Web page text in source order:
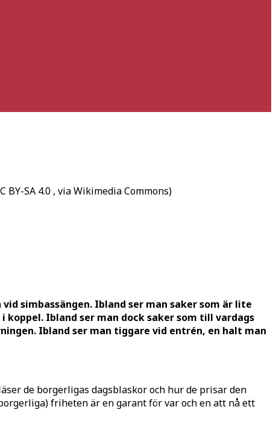
BY-SA 4.0 , via Wikimedia Commons)
simbassängen. Ibland ser man saker som är lite
Ibland ser man dock saker som till vardags
Ibland ser man tiggare vid entrén, en halt man
de borgerligas dagsblaskor och hur de prisar den
friheten är en garant för var och en att nå ett